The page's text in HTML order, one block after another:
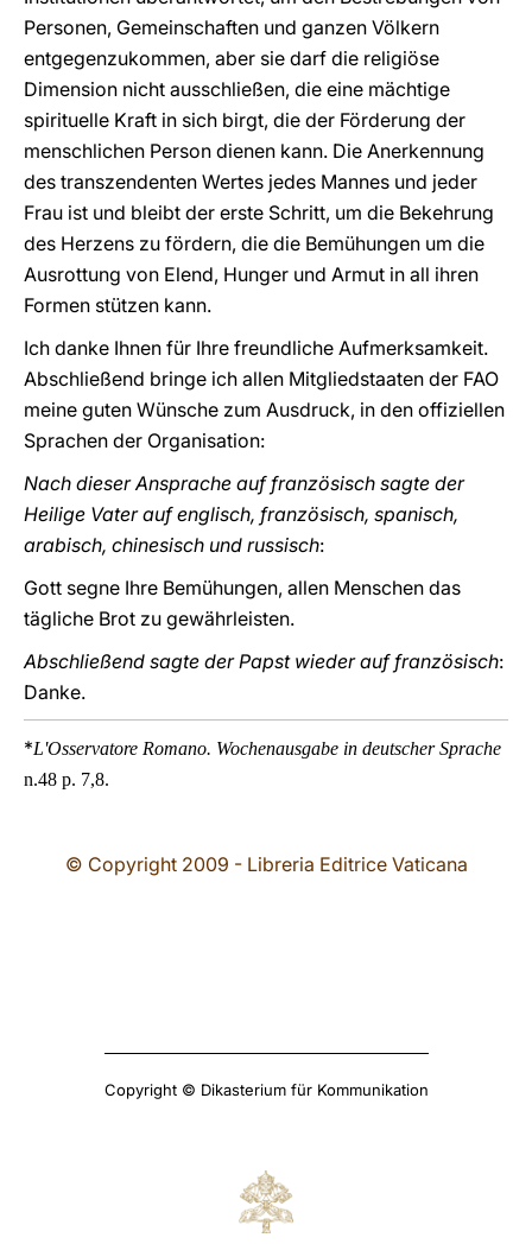
Personen, Gemeinschaften und ganzen Völkern
entgegenzukommen, aber sie darf die religiöse
Dimension nicht ausschließen, die eine mächtige
spirituelle Kraft in sich birgt, die der Förderung der
menschlichen Person dienen kann. Die Anerkennung
des transzendenten Wertes jedes Mannes und jeder
Frau ist und bleibt der erste Schritt, um die Bekehrung
des Herzens zu fördern, die die Bemühungen um die
Ausrottung von Elend, Hunger und Armut in all ihren
Formen stützen kann.
Ich danke Ihnen für Ihre freundliche Aufmerksamkeit.
Abschließend bringe ich allen Mitgliedstaaten der FAO
meine guten Wünsche zum Ausdruck, in den offiziellen
Sprachen der Organisation:
Nach dieser Ansprache auf französisch sagte der
Heilige Vater auf englisch, französisch, spanisch,
arabisch, chinesisch und russisch:
Gott segne Ihre Bemühungen, allen Menschen das
tägliche Brot zu gewährleisten.
Abschließend sagte der Papst wieder auf französisch:
Danke.
*L'Osservatore Romano. Wochenausgabe in deutscher Sprache
n.48 p. 7,8.
© Copyright 2009 - Libreria Editrice Vaticana
Copyright © Dikasterium für Kommunikation